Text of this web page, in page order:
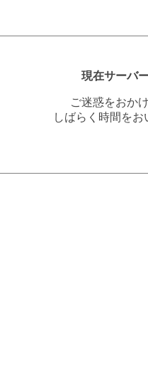
現在サーバ
ご迷惑をおか
しばらく時間を